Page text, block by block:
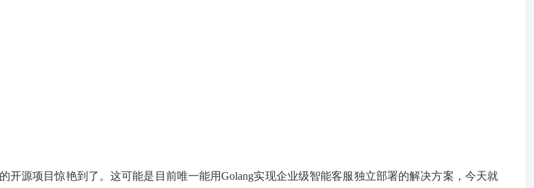
开源项目惊艳到了。这可能是目前唯一能用Golang实现企业级智能客服独立部署的解决方案，今天就